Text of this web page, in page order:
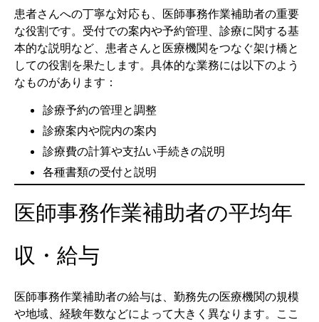
患者さんへの丁寧な対応も、医師事務作業補助者の重要
な役割です。受付での案内や予約管理、診療に関する基
本的な説明など、患者さんと医療機関をつなぐ架け橋と
しての役割を果たします。具体的な業務には以下のよう
なものがあります：
診療予約の管理と調整
診療案内や院内の案内
診療費の計算や支払い手続きの説明
各種書類の受付と説明
医師事務作業補助者の平均年
収・給与
医師事務作業補助者の給与は、勤務先の医療機関の規模
や地域、経験年数などによって大きく異なります。ここ